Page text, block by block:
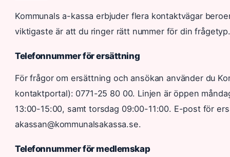
Kommunals a-kassa erbjuder flera kontaktvägar
viktigaste är att du ringer rätt nummer för din frågetyp.
Telefonnummer för ersättning
För frågor om ersättning och ansökan använder du
kontaktportal): 0771-25 80 00. Linjen är öppen
13:00-15:00, samt torsdag 09:00-11:00. E-post för
akassan@kommunalsakassa.se.
Telefonnummer för medlemskap